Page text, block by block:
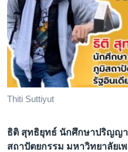
Thiti Suttiyut
ธิติ สุทธิยุทธ์ นักศึกษาปริญญ
สถาปัตยกรรม มหาวิทยาลัยเ